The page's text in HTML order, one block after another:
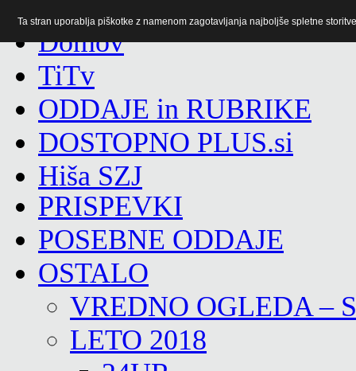
TiTv
ODDAJE in RUBRIKE
DOSTOPNO PLUS.si
Hiša SZJ
PRISPEVKI
POSEBNE ODDAJE
OSTALO
VREDNO OGLEDA –
LETO 2018
Ta stran uporablja piškotke z namenom zagotavljanja najboljše spletne